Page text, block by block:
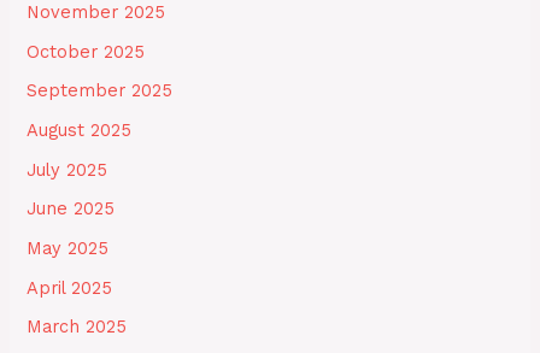
November 2025
October 2025
September 2025
August 2025
July 2025
June 2025
May 2025
April 2025
March 2025